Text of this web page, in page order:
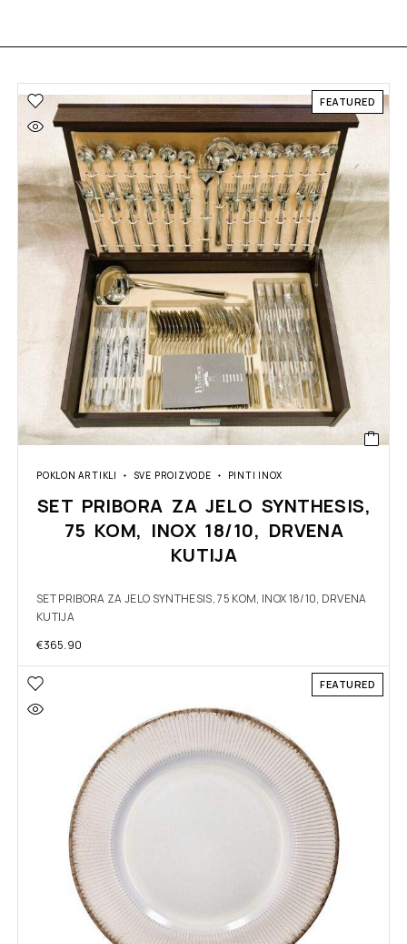
FEATURED
POKLON ARTIKLI SVE PROIZVODE PINTI INOX
SET PRIBORA ZA JELO SYNTHESIS,
75 KOM, INOX 18/10, DRVENA
KUTIJA
SET PRIBORA ZA JELO SYNTHESIS, 75 KOM, INOX 18/10, DRVENA
KUTIJA
€365.90
FEATURED